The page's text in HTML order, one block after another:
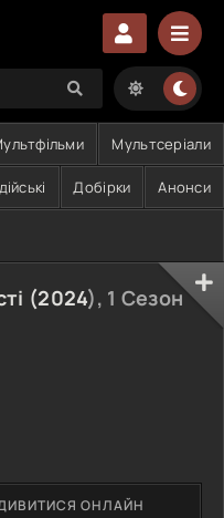
Мультсеріали
Добірки Анонси
(2024), 1 Сезон
ОНЛАЙН